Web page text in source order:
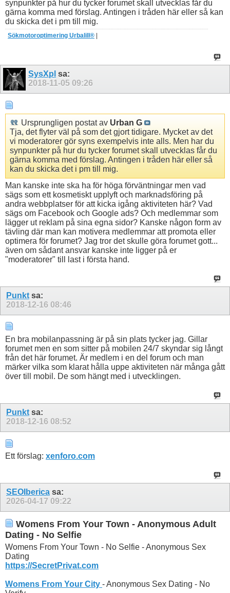
synpunkter på hur du tycker forumet skall utvecklas får du
gärna komma med förslag. Antingen i tråden här eller så kan
du skicka det i pm till mig.
Sökmotoroptimering Urbalill®
SysXpl sa:
2018-11-05 09:26
Ursprungligen postat av Urban G
Tja, det flyter väl på som det gjort tidigare. Mycket av det
vi moderatorer gör syns exempelvis inte alls. Men har du
synpunkter på hur du tycker forumet skall utvecklas får du
gärna komma med förslag. Antingen i tråden här eller så
kan du skicka det i pm till mig.
Man kanske inte ska ha för höga förväntningar men vad
sägs som ett kosmetiskt upplyft och marknadsföring på
andra webbplatser för att kicka igång aktiviteten här? Vad
sägs om Facebook och Google ads? Och medlemmar som
lägger ut reklam på sina egna sidor? Kanske någon form av
tävling där man kan motivera medlemmar att promota eller
optimera för forumet? Jag tror det skulle göra forumet gott...
även om sådant ansvar kanske inte ligger på er
"moderatorer" till last i första hand.
Punkt sa:
2018-12-16 08:46
En bra mobilanpassning är på sin plats tycker jag. Gillar
forumet men en som sitter på mobilen 24/7 skyndar sig långt
från det här forumet. Är medlem i en del forum och man
märker vilka som klarat hålla uppe aktiviteten när många gått
över till mobil. De som hängt med i utvecklingen.
Punkt sa:
2018-12-16 08:52
Ett förslag: xenforo.com
SEOIberica sa:
2026-04-17 09:22
Womens From Your Town - Anonymous Adult
Dating - No Selfie
Womens From Your Town - No Selfie - Anonymous Sex
Dating
https://SecretPrivat.com
Womens From Your City - Anonymous Sex Dating - No